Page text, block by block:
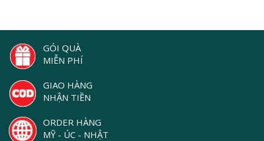
GÓI QUÀ
MIỄN PHÍ
GIAO HÀNG
NHẬN TIỀN
ORDER HÀNG
MỸ - ÚC - NHẬT